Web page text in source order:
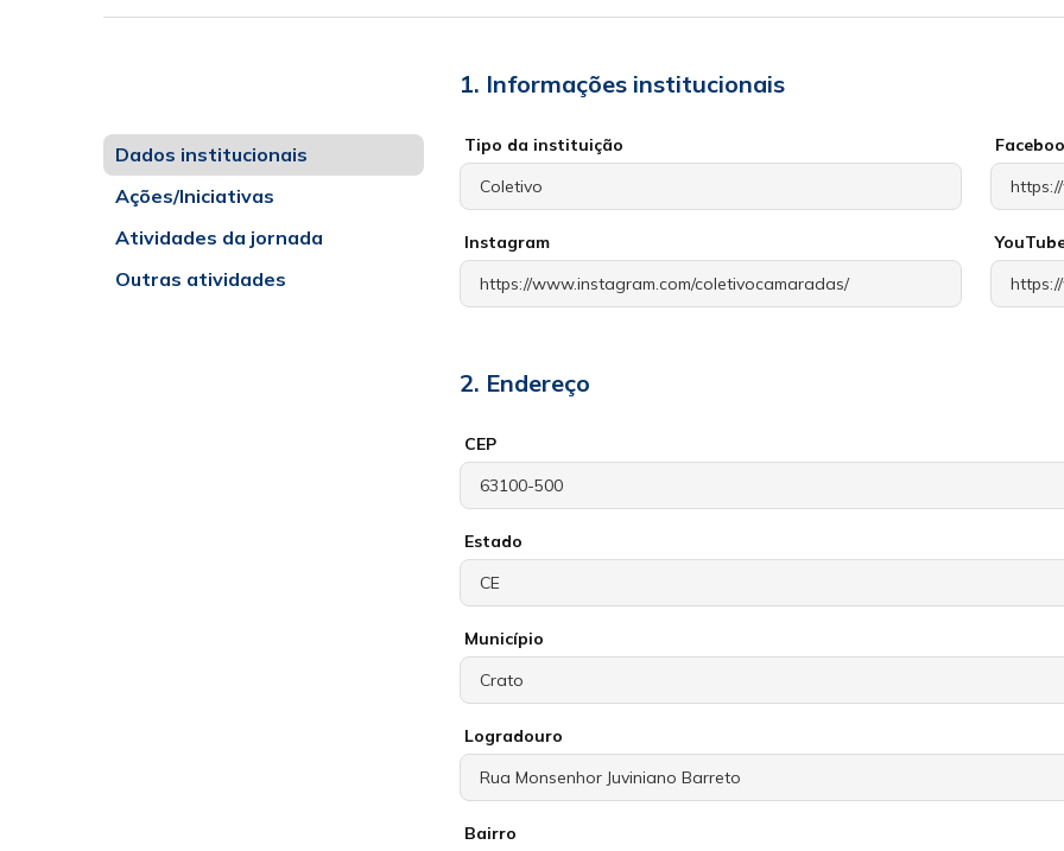
Dados institucionais
Ações/Iniciativas
Atividades da jornada
Outras atividades
1. Informações institucionais
Tipo da instituição
Instagram
2. Endereço
CEP
Estado
Município
Logradouro
Bairro